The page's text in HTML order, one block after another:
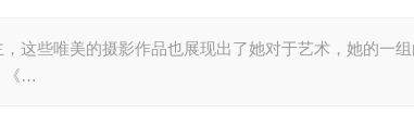
，这些唯美的摄影作品也展现出了她对于艺术，她的一
《…